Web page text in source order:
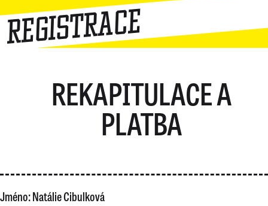
Registrace
REKAPITULACE A
PLATBA
Jméno:Natálie Cibulková